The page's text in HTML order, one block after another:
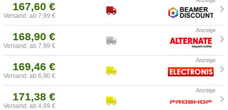
167,60 €
Versand: ab 7,99 €
168,90 €
Versand: ab 7,99 €
169,46 €
Versand: ab 6,90 €
171,38 €
Versand: ab 4,99 €